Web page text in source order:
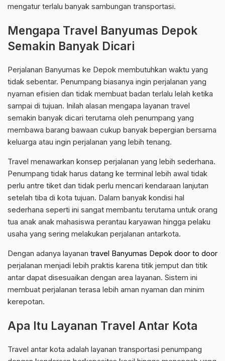
mengatur terlalu banyak sambungan transportasi.
Mengapa Travel Banyumas Depok
Semakin Banyak Dicari
Perjalanan Banyumas ke Depok membutuhkan waktu yang
tidak sebentar. Penumpang biasanya ingin perjalanan yang
nyaman efisien dan tidak membuat badan terlalu lelah ketika
sampai di tujuan. Inilah alasan mengapa layanan travel
semakin banyak dicari terutama oleh penumpang yang
membawa barang bawaan cukup banyak bepergian bersama
keluarga atau ingin perjalanan yang lebih tenang.
Travel menawarkan konsep perjalanan yang lebih sederhana.
Penumpang tidak harus datang ke terminal lebih awal tidak
perlu antre tiket dan tidak perlu mencari kendaraan lanjutan
setelah tiba di kota tujuan. Dalam banyak kondisi hal
sederhana seperti ini sangat membantu terutama untuk orang
tua anak anak mahasiswa perantau karyawan hingga pelaku
usaha yang sering melakukan perjalanan antarkota.
Dengan adanya layanan travel Banyumas Depok door to door
perjalanan menjadi lebih praktis karena titik jemput dan titik
antar dapat disesuaikan dengan area layanan. Sistem ini
membuat perjalanan terasa lebih aman nyaman dan minim
kerepotan.
Apa Itu Layanan Travel Antar Kota
Travel antar kota adalah layanan transportasi penumpang